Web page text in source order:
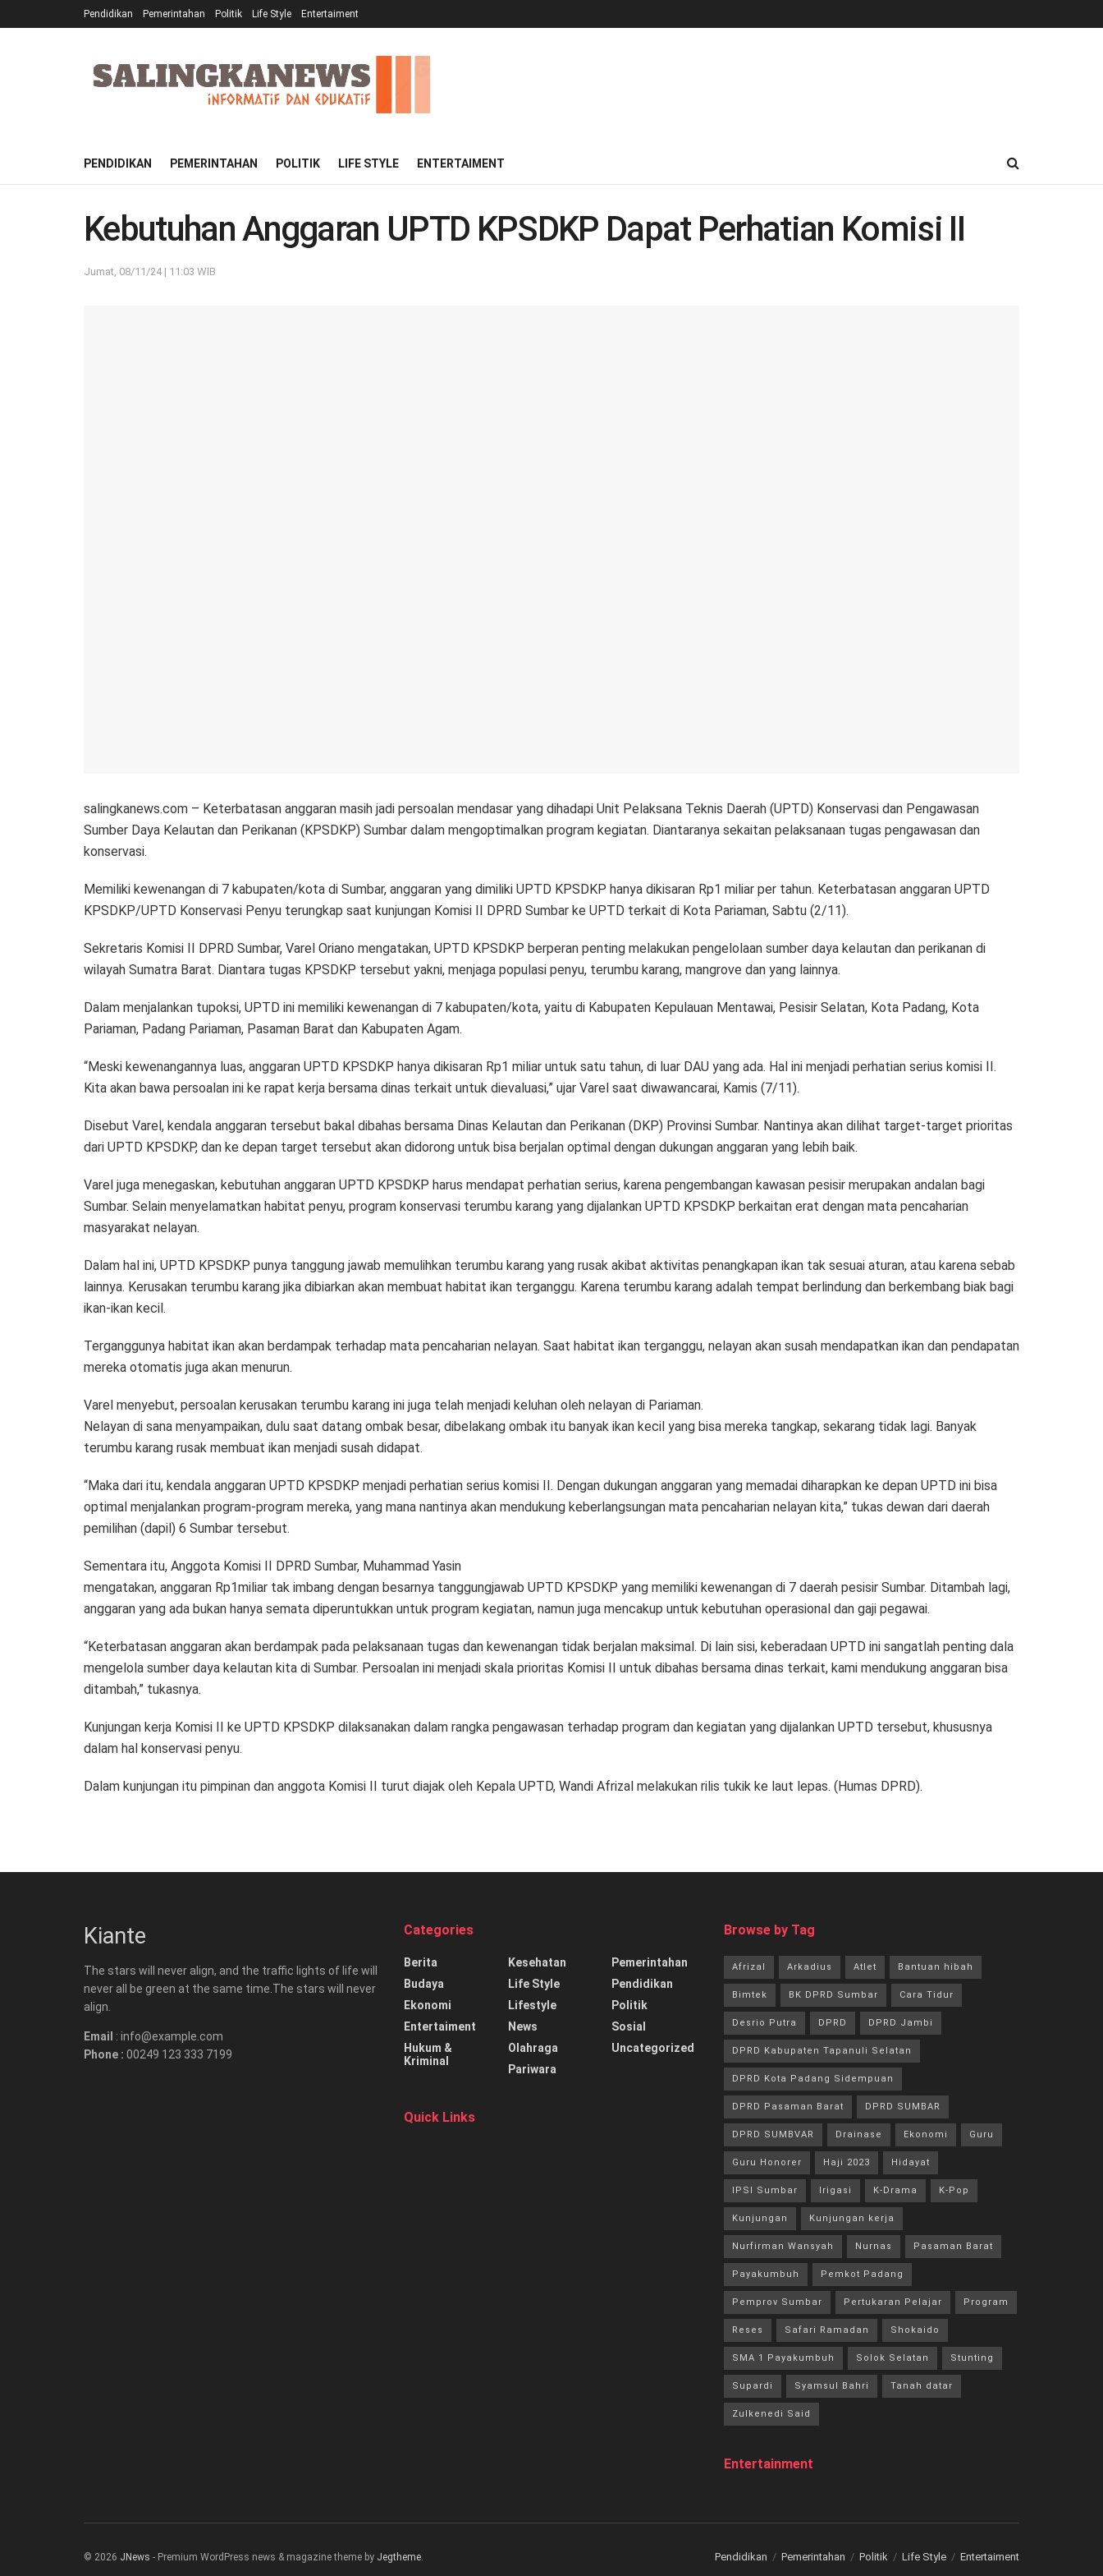
Pendidikan Pemerintahan Politik Life Style Entertaiment
PENDIDIKAN PEMERINTAHAN POLITIK LIFE STYLE ENTERTAIMENT
Kebutuhan Anggaran UPTD KPSDKP Dapat Perhatian Komisi II
Jumat, 08/11/24 | 11:03 WIB
salingkanews.com – Keterbatasan anggaran masih jadi persoalan mendasar yang dihadapi Unit Pelaksana Teknis Daerah (UPTD) Konservasi dan Pengawasan
Sumber Daya Kelautan dan Perikanan (KPSDKP) Sumbar dalam mengoptimalkan program kegiatan. Diantaranya sekaitan pelaksanaan tugas pengawasan dan
konservasi.
Memiliki kewenangan di 7 kabupaten/kota di Sumbar, anggaran yang dimiliki UPTD KPSDKP hanya dikisaran Rp1 miliar per tahun. Keterbatasan anggaran UPTD
KPSDKP/UPTD Konservasi Penyu terungkap saat kunjungan Komisi II DPRD Sumbar ke UPTD terkait di Kota Pariaman, Sabtu (2/11).
Sekretaris Komisi II DPRD Sumbar, Varel Oriano mengatakan, UPTD KPSDKP berperan penting melakukan pengelolaan sumber daya kelautan dan perikanan di
wilayah Sumatra Barat. Diantara tugas KPSDKP tersebut yakni, menjaga populasi penyu, terumbu karang, mangrove dan yang lainnya.
Dalam menjalankan tupoksi, UPTD ini memiliki kewenangan di 7 kabupaten/kota, yaitu di Kabupaten Kepulauan Mentawai, Pesisir Selatan, Kota Padang, Kota
Pariaman, Padang Pariaman, Pasaman Barat dan Kabupaten Agam.
“Meski kewenangannya luas, anggaran UPTD KPSDKP hanya dikisaran Rp1 miliar untuk satu tahun, di luar DAU yang ada. Hal ini menjadi perhatian serius komisi II.
Kita akan bawa persoalan ini ke rapat kerja bersama dinas terkait untuk dievaluasi,” ujar Varel saat diwawancarai, Kamis (7/11).
Disebut Varel, kendala anggaran tersebut bakal dibahas bersama Dinas Kelautan dan Perikanan (DKP) Provinsi Sumbar. Nantinya akan dilihat target-target prioritas
dari UPTD KPSDKP, dan ke depan target tersebut akan didorong untuk bisa berjalan optimal dengan dukungan anggaran yang lebih baik.
Varel juga menegaskan, kebutuhan anggaran UPTD KPSDKP harus mendapat perhatian serius, karena pengembangan kawasan pesisir merupakan andalan bagi
Sumbar. Selain menyelamatkan habitat penyu, program konservasi terumbu karang yang dijalankan UPTD KPSDKP berkaitan erat dengan mata pencaharian
masyarakat nelayan.
Dalam hal ini, UPTD KPSDKP punya tanggung jawab memulihkan terumbu karang yang rusak akibat aktivitas penangkapan ikan tak sesuai aturan, atau karena sebab
lainnya. Kerusakan terumbu karang jika dibiarkan akan membuat habitat ikan terganggu. Karena terumbu karang adalah tempat berlindung dan berkembang biak bagi
ikan-ikan kecil.
Terganggunya habitat ikan akan berdampak terhadap mata pencaharian nelayan. Saat habitat ikan terganggu, nelayan akan susah mendapatkan ikan dan pendapatan
mereka otomatis juga akan menurun.
Varel menyebut, persoalan kerusakan terumbu karang ini juga telah menjadi keluhan oleh nelayan di Pariaman.
Nelayan di sana menyampaikan, dulu saat datang ombak besar, dibelakang ombak itu banyak ikan kecil yang bisa mereka tangkap, sekarang tidak lagi. Banyak
terumbu karang rusak membuat ikan menjadi susah didapat.
“Maka dari itu, kendala anggaran UPTD KPSDKP menjadi perhatian serius komisi II. Dengan dukungan anggaran yang memadai diharapkan ke depan UPTD ini bisa
optimal menjalankan program-program mereka, yang mana nantinya akan mendukung keberlangsungan mata pencaharian nelayan kita,” tukas dewan dari daerah
pemilihan (dapil) 6 Sumbar tersebut.
Sementara itu, Anggota Komisi II DPRD Sumbar, Muhammad Yasin
mengatakan, anggaran Rp1miliar tak imbang dengan besarnya tanggungjawab UPTD KPSDKP yang memiliki kewenangan di 7 daerah pesisir Sumbar. Ditambah lagi,
anggaran yang ada bukan hanya semata diperuntukkan untuk program kegiatan, namun juga mencakup untuk kebutuhan operasional dan gaji pegawai.
“Keterbatasan anggaran akan berdampak pada pelaksanaan tugas dan kewenangan tidak berjalan maksimal. Di lain sisi, keberadaan UPTD ini sangatlah penting dala
mengelola sumber daya kelautan kita di Sumbar. Persoalan ini menjadi skala prioritas Komisi II untuk dibahas bersama dinas terkait, kami mendukung anggaran bisa
ditambah,” tukasnya.
Kunjungan kerja Komisi II ke UPTD KPSDKP dilaksanakan dalam rangka pengawasan terhadap program dan kegiatan yang dijalankan UPTD tersebut, khususnya
dalam hal konservasi penyu.
Dalam kunjungan itu pimpinan dan anggota Komisi II turut diajak oleh Kepala UPTD, Wandi Afrizal melakukan rilis tukik ke laut lepas. (Humas DPRD).
Kiante
The stars will never align, and the traffic lights of life will
never all be green at the same time.The stars will never
align.
Email : info@example.com
Phone : 00249 123 333 7199
Categories
Berita
Budaya
Ekonomi
Entertaiment
Hukum &
Kriminal
Kesehatan
Life Style
Lifestyle
News
Olahraga
Pariwara
Pemerintahan
Pendidikan
Politik
Sosial
Uncategorized
Quick Links
Browse by Tag
Afrizal Arkadius Atlet Bantuan hibah
Bimtek BK DPRD Sumbar Cara Tidur
Desrio Putra DPRD DPRD Jambi
DPRD Kabupaten Tapanuli Selatan
DPRD Kota Padang Sidempuan
DPRD Pasaman Barat DPRD SUMBAR
DPRD SUMBVAR Drainase Ekonomi Guru
Guru Honorer Haji 2023 Hidayat
IPSI Sumbar Irigasi K-Drama K-Pop
Kunjungan Kunjungan kerja
Nurfirman Wansyah Nurnas Pasaman Barat
Payakumbuh Pemkot Padang
Pemprov Sumbar Pertukaran Pelajar Program
Reses Safari Ramadan Shokaido
SMA 1 Payakumbuh Solok Selatan Stunting
Supardi Syamsul Bahri Tanah datar
Zulkenedi Said
Entertainment
Pendidikan Pemerintahan Politik Life Style Entertaiment
© 2026 JNews - Premium WordPress news & magazine theme by Jegtheme